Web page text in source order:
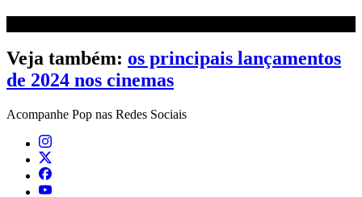
Veja também: os principais lançamentos
de 2024 nos cinemas
Acompanhe Pop nas Redes Sociais